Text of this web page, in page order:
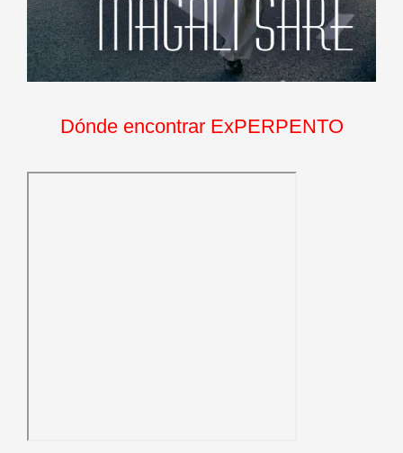
Dónde encontrar ExPERPENTO